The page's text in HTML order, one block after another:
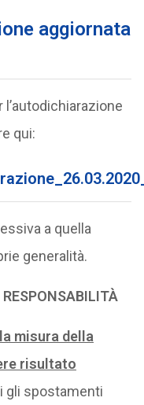
aggiornata
qui:
a quella
generalità.
misura della
risultato
gli spostamenti